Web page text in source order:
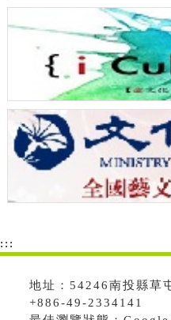
:::
地址：54246南投縣草
+886-49-2334141